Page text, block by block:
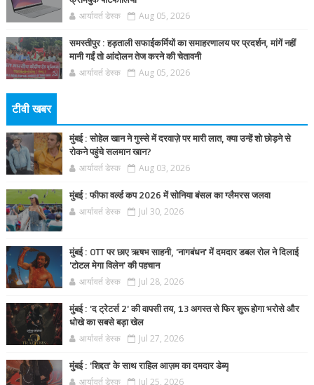
आर्यावर्त डेस्क Aug 05, 2026
समस्तीपुर : हड़ताली सफाईकर्मियों का समाहरणालय पर प्रदर्शन, मांगें नहीं
मानी गईं तो आंदोलन तेज करने की चेतावनी
आर्यावर्त डेस्क Aug 05, 2026
टीवी खबर
मुंबई : सोहेल खान ने गुस्से में दरवाज़े पर मारी लात, क्या उन्हें शो छोड़ने से
रोकने पहुंचे सलमान खान?
आर्यावर्त डेस्क Aug 03, 2026
मुंबई : फीफा वर्ल्ड कप 2026 में सोनिया बंसल का ग्लैमरस जलवा
आर्यावर्त डेस्क Jul 30, 2026
मुंबई : OTT पर छाए ऋषभ साहनी, 'नागबंधन' में दमदार डबल रोल ने दिलाई
'टोटल मेगा विलेन' की पहचान
आर्यावर्त डेस्क Jul 28, 2026
मुंबई : 'द ट्रेटर्स 2' की वापसी तय, 13 अगस्त से फिर शुरू होगा भरोसे और
धोखे का सबसे बड़ा खेल
आर्यावर्त डेस्क Jul 27, 2026
मुंबई : 'शिद्दत' के साथ राहिल आज़म का दमदार डेब्यू
आर्यावर्त डेस्क Jul 25, 2026